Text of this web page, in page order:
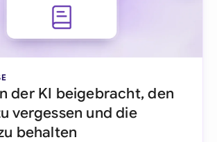
der KI beigebracht, den
vergessen und die
behalten